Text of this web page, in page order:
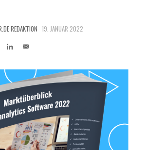
REDAKTION 19. JANUAR 2022